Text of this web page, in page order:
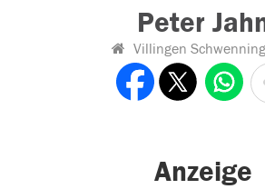
Peter
Villingen
Anzeige